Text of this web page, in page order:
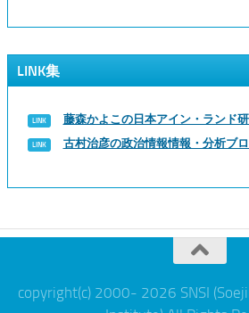
LINK集
藤森かよこの日本アイン・ランド
古村治彦の政治情報情報・分析ブ
copyright(c) 2000- 2026 SNSI